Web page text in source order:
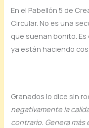
En el Pabellón 5 de
Circular. No es una
que suenan bonito.
ya están haciendo
Granados lo dice sin
negativamente la
contrario. Genera